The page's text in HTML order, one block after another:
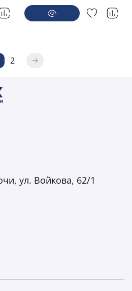
2
ул. Войкова, 62/1